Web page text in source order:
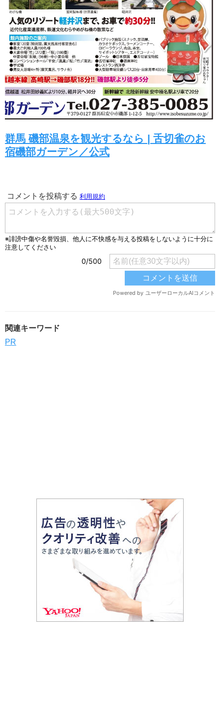
群馬 磯部温泉を観光するなら | 舌切雀のお
宿磯部ガーデン／公式
関連キーワード
PR